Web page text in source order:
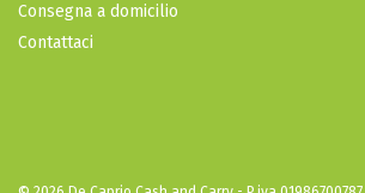
Consegna a domicilio
Contattaci